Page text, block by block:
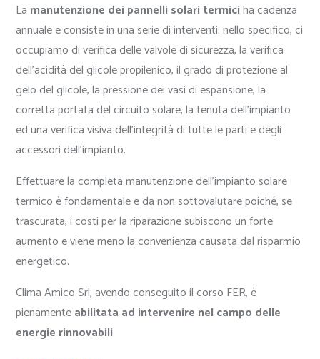
La manutenzione dei pannelli solari termiciha cadenza
annuale e consiste in una serie di interventi: nello specifico, ci
occupiamo di verifica delle valvole di sicurezza, la verifica
dell’acidità del glicole propilenico, il grado di protezione al
gelo del glicole, la pressione dei vasi di espansione, la
corretta portata del circuito solare, la tenuta dell’impianto
ed una verifica visiva dell’integrità di tutte le parti e degli
accessori dell’impianto.
Effettuare la completa manutenzione dell’impianto solare
termico è fondamentale e da non sottovalutare poiché, se
trascurata, i costi per la riparazione subiscono un forte
aumento e viene meno la convenienza causata dal risparmio
energetico.
Clima Amico Srl, avendo conseguito il corso FER, è
pienamenteabilitata ad intervenire nel campo delle
energie rinnovabili.